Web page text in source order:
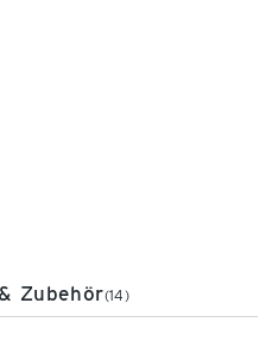
Zubehör(14)